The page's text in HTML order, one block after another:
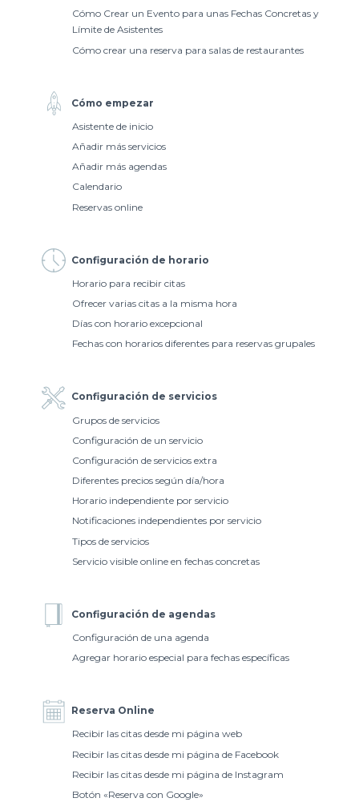
Cómo Crear un Evento para unas Fechas Concretas y
Límite de Asistentes
Cómo crear una reserva para salas de restaurantes
Cómo empezar
Asistente de inicio
Añadir más servicios
Añadir más agendas
Calendario
Reservas online
Configuración de horario
Horario para recibir citas
Ofrecer varias citas a la misma hora
Días con horario excepcional
Fechas con horarios diferentes para reservas grupales
Configuración de servicios
Grupos de servicios
Configuración de un servicio
Configuración de servicios extra
Diferentes precios según día/hora
Horario independiente por servicio
Notificaciones independientes por servicio
Tipos de servicios
Servicio visible online en fechas concretas
Configuración de agendas
Configuración de una agenda
Agregar horario especial para fechas específicas
Reserva Online
Recibir las citas desde mi página web
Recibir las citas desde mi página de Facebook
Recibir las citas desde mi página de Instagram
Botón «Reserva con Google»